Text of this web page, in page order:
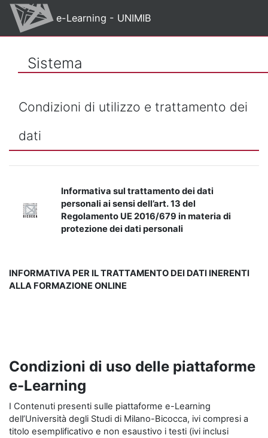
Vai al contenuto principale
e-Learning - UNIMIB
Sistema
Condizioni di utilizzo e trattamento dei
dati
Informativa sul trattamento dei dati
personali ai sensi dell’art. 13 del
Regolamento UE 2016/679 in materia di
protezione dei dati personali
INFORMATIVA PER IL TRATTAMENTO DEI DATI INERENTI
ALLA FORMAZIONE ONLINE
Condizioni di uso delle piattaforme
e-Learning
I Contenuti presenti sulle piattaforme e-Learning
dell’Università degli Studi di Milano-Bicocca, ivi compresi a
titolo esemplificativo e non esaustivo i testi (ivi inclusi